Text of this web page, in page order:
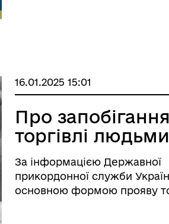
16.01.2025 15:01
Про запобігання
торгівлі
За інформацією Державної
прикордонної служби
основною формою прояву